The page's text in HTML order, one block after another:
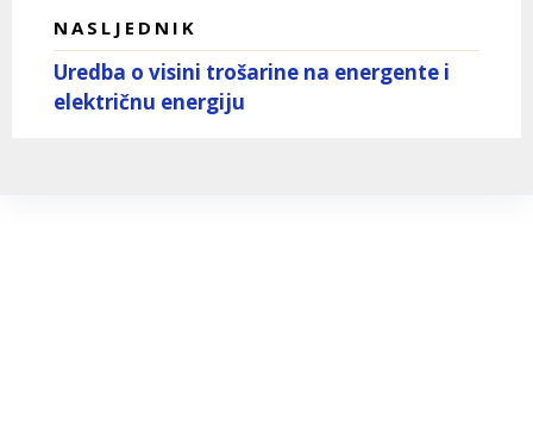
NASLJEDNIK
Uredba o visini trošarine na energente i
električnu energiju